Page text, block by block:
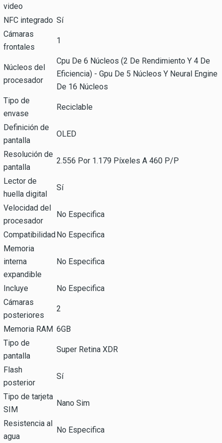
video
NFC integrado Sí
Cámaras
frontales
1
Núcleos del
procesador
Cpu De 6 Núcleos (2 De Rendimiento Y 4 De
Eficiencia) - Gpu De 5 Núcleos Y Neural Engine
De 16 Núcleos
Tipo de
envase
Reciclable
Definición de
pantalla
OLED
Resolución de
pantalla
2.556 Por 1.179 Píxeles A 460 P/P
Lector de
huella digital
Sí
Velocidad del
procesador
No Especifica
CompatibilidadNo Especifica
Memoria
interna
expandible
No Especifica
Incluye
No Especifica
Cámaras
posteriores
2
Memoria RAM 6GB
Tipo de
pantalla
Super Retina XDR
Flash
posterior
Sí
Tipo de tarjeta
SIM
Nano Sim
Resistencia al
agua
No Especifica